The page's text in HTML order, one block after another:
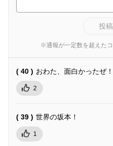
投
※通報が一定数を超えた
( 40 ) おわた、面白かったぜ！
2
( 39 ) 世界の坂本！
1